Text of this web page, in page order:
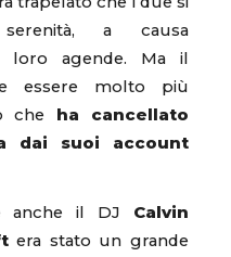
a causa
loro agende. Ma il
essere molto più
che
ha cancellato
dai suoi account
anche il DJ Calvin
era stato un grande